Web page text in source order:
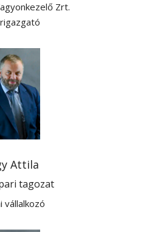
Zrt.
Attila
tagozat
vállalkozó